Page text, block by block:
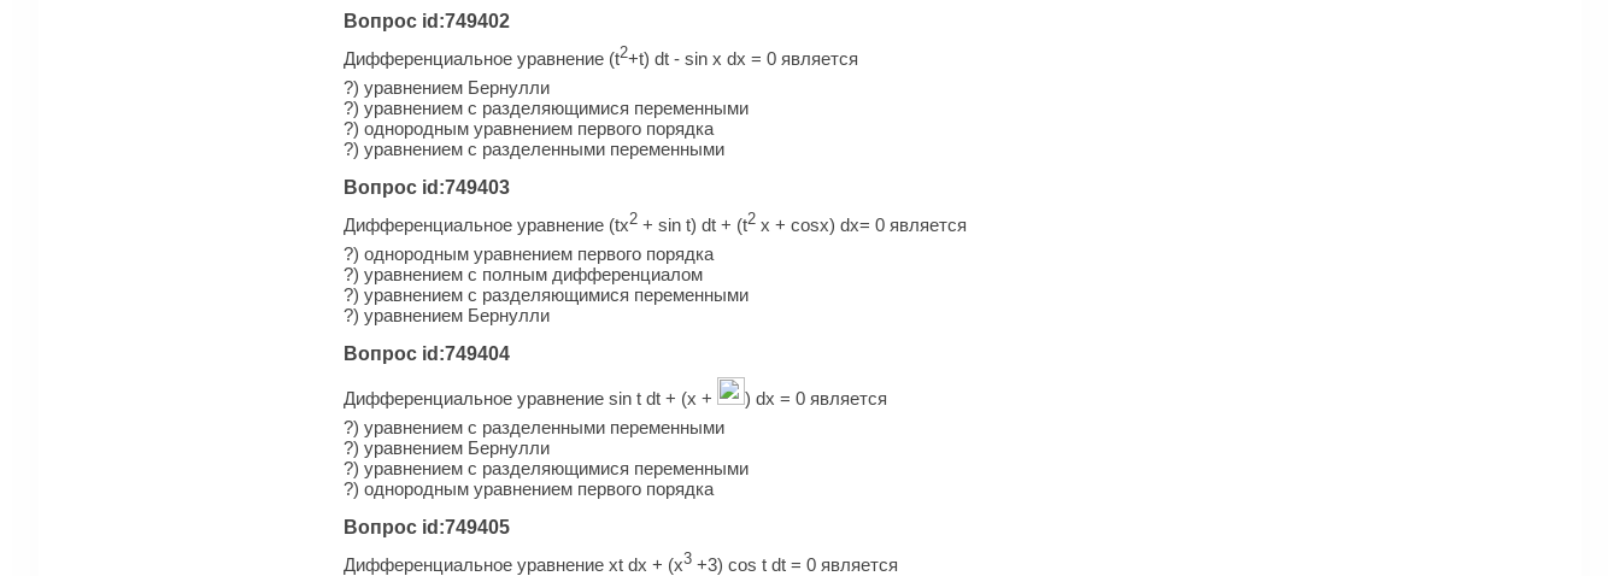
Вопрос id:749402
Дифференциальное уравнение (t2+t) dt - sin x dx = 0 является
?) уравнением Бернулли
?) уравнением с разделяющимися переменными
?) однородным уравнением первого порядка
?) уравнением с разделенными переменными
Вопрос id:749403
Дифференциальное уравнение (tx2 + sin t) dt + (t2 x + cosx) dx= 0 является
?) однородным уравнением первого порядка
?) уравнением с полным дифференциалом
?) уравнением с разделяющимися переменными
?) уравнением Бернулли
Вопрос id:749404
Дифференциальное уравнение sin t dt + (x +
) dx = 0 является
?) уравнением с разделенными переменными
?) уравнением Бернулли
?) уравнением с разделяющимися переменными
?) однородным уравнением первого порядка
Вопрос id:749405
Дифференциальное уравнение xt dx + (x3 +3) cos t dt = 0 является